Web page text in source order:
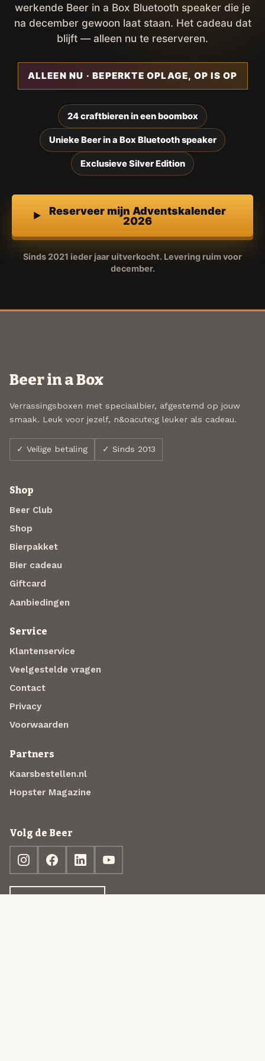
werkende Beer in a Box Bluetooth speaker die je
na december gewoon laat staan. Het cadeau dat
blijft — alleen nu te reserveren.
ALLEEN NU · BEPERKTE OPLAGE, OP IS OP
24 craftbieren in een boombox
Unieke Beer in a Box Bluetooth speaker
Exclusieve Silver Edition
Reserveer mijn Adventskalender
2026
Sinds 2021 ieder jaar uitverkocht. Levering ruim voor
december.
Beer in a Box
Verrassingsboxen met speciaalbier, afgestemd op jouw
smaak. Leuk voor jezelf, n&oacute;g leuker als cadeau.
✓ Veilige betaling ✓ Sinds 2013
Shop
Beer Club
Shop
Bierpakket
Bier cadeau
Giftcard
Aanbiedingen
Service
Klantenservice
Veelgestelde vragen
Contact
Privacy
Voorwaarden
Partners
Kaarsbestellen.nl
Hopster Magazine
Volg de Beer